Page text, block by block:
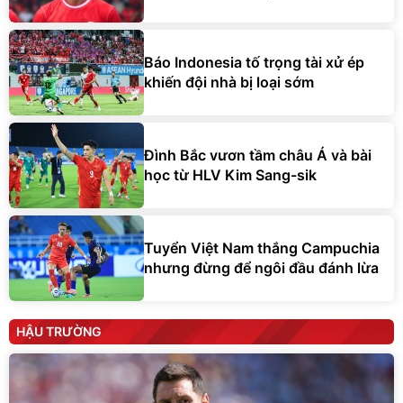
Báo Indonesia tố trọng tài xử ép
khiến đội nhà bị loại sớm
Đình Bắc vươn tầm châu Á và bài
học từ HLV Kim Sang-sik
Tuyển Việt Nam thắng Campuchia
nhưng đừng để ngôi đầu đánh lừa
HẬU TRƯỜNG